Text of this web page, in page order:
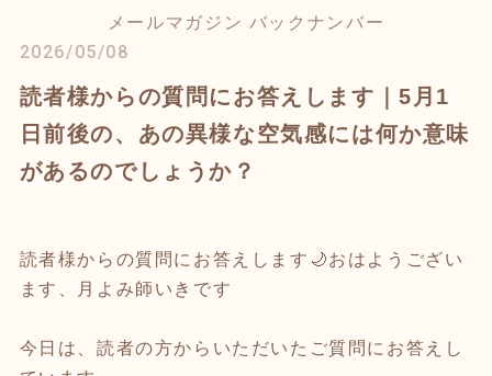
メールマガジン バックナンバー
2026/05/08
読者様からの質問にお答えします｜5月1
日前後の、あの異様な空気感には何か意味
があるのでしょうか？
読者様からの質問にお答えします🌙おはようござい
ます、月よみ師いきです
今日は、読者の方からいただいたご質問にお答えし